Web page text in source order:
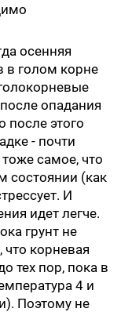
осенняя
в голом корне
опадания
после этого
- почти
тоже самое, что
состоянии (как
И
идет легче.
грунт не
что корневая
тех пор, пока в
4 и
Поэтому не